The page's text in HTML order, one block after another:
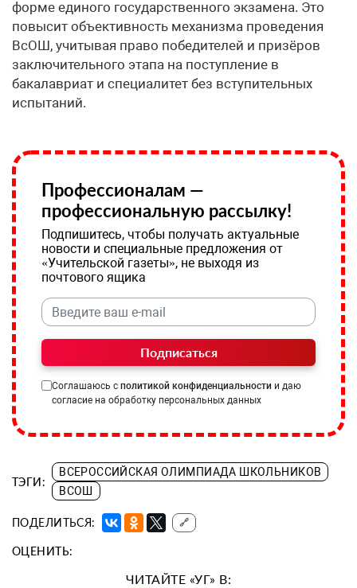
форме единого государственного экзамена. Это
повысит объективность механизма проведения
ВсОШ, учитывая право победителей и призёров
заключительного этапа на поступление в
бакалавриат и специалитет без вступительных
испытаний.
Профессионалам —
профессиональную рассылку!
Подпишитесь, чтобы получать актуальные
новости и специальные предложения от
«Учительской газеты», не выходя из
почтового ящика
Подписаться
Соглашаюсь с политикой конфиденциальности и даю
согласие на обработку персональных данных
ТЭГИ:
ВСЕРОССИЙСКАЯ ОЛИМПИАДА ШКОЛЬНИКОВ
ВСОШ
ПОДЕЛИТЬСЯ: 🔗
ОЦЕНИТЬ:
ЧИТАЙТЕ «УГ» В: